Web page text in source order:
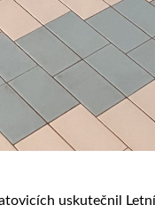
uskutečnil